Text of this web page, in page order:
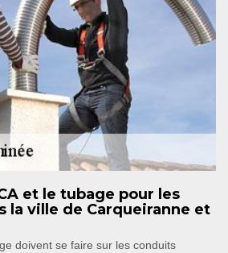
et le tubage pour les
la ville de Carqueiranne et
doivent se faire sur les conduits